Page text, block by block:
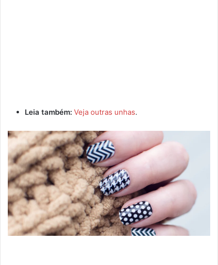
Leia também: Veja outras unhas.